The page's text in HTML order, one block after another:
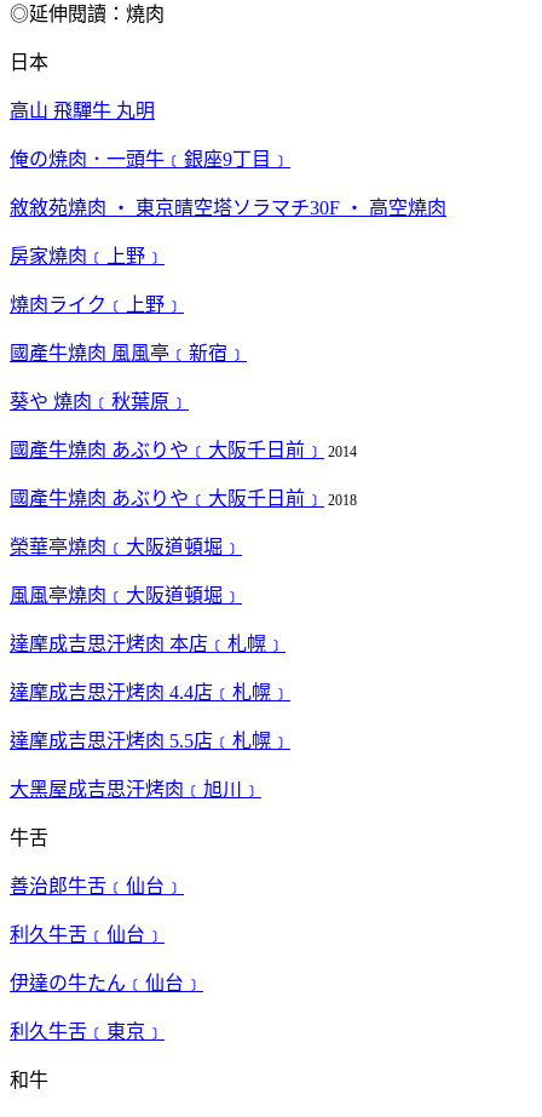
◎延伸閱讀：燒肉
日本
高山 飛驒牛 丸明
俺の焼肉．一頭牛﹝銀座9丁目﹞
敘敘苑燒肉 ‧ 東京晴空塔ソラマチ30F ‧ 高空燒肉
房家燒肉﹝上野﹞
燒肉ライク﹝上野﹞
國產牛燒肉 風風亭﹝新宿﹞
葵や 燒肉﹝秋葉原﹞
國產牛燒肉 あぶりや﹝大阪千日前﹞ 2014
國產牛燒肉 あぶりや﹝大阪千日前﹞ 2018
榮華亭燒肉﹝大阪道頓堀﹞
風風亭燒肉﹝大阪道頓堀﹞
達摩成吉思汗烤肉 本店﹝札幌﹞
達摩成吉思汗烤肉 4.4店﹝札幌﹞
達摩成吉思汗烤肉 5.5店﹝札幌﹞
大黑屋成吉思汗烤肉﹝旭川﹞
牛舌
善治郎牛舌﹝仙台﹞
利久牛舌﹝仙台﹞
伊達の牛たん﹝仙台﹞
利久牛舌﹝東京﹞
和牛